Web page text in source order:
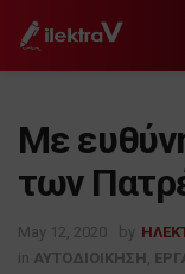
Με
των
May 12, 2020 by
in ΑΥΤΟΔΙΟΙΚΗΣΗ